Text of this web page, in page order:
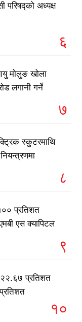
परिषद्को अध्यक्ष
६
मोलुङ खोला
लगानी गर्ने
७
स्कुटरमाथि
८
प्रतिशत
एस क्यापिटल
९
प्रतिशत
१०